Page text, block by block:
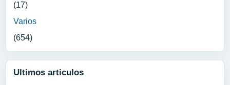
(17)
Varios
(654)
Ultimos articulos